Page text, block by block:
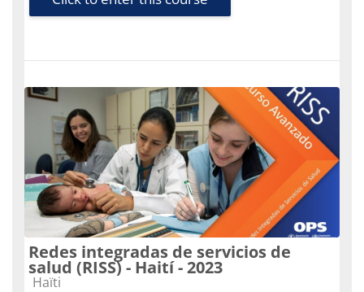
Redes integradas de servicios de
salud (RISS) - Haití - 2023
Course category
Haïti